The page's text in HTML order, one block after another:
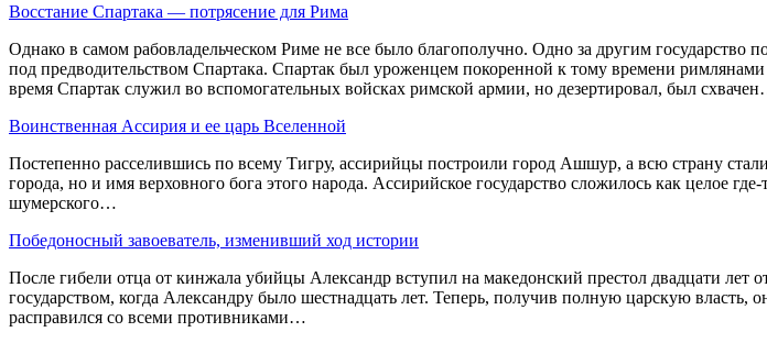
Восстание Спартака — потрясение для Рима
Однако в самом рабовладельческом Риме не все было благополучно. Одно за другим государство
под предводительством Спартака. Спартак был уроженцем покоренной к тому времени
время Спартак служил во вспомогательных войсках римской армии, но дезертировал, был
Воинственная Ассирия и ее царь Вселенной
Постепенно расселившись по всему Тигру, ассирийцы построили город Ашшур, а всю страну
города, но и имя верховного бога этого народа. Ассирийское государство сложилось как целое
шумерского…
Победоносный завоеватель, изменивший ход истории
После гибели отца от кинжала убийцы Александр вступил на македонский престол двадцати
государством, когда Александру было шестнадцать лет. Теперь, получив полную царскую
расправился со всеми противниками…